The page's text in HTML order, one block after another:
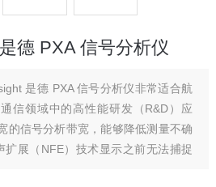
德 PXA 信号分析仪
是德 PXA 信号分析仪非常适合航
信领域中的高性能研发（R&D）应
的信号分析带宽，能够降低测量不确
扩展（NFE）技术显示之前无法捕捉